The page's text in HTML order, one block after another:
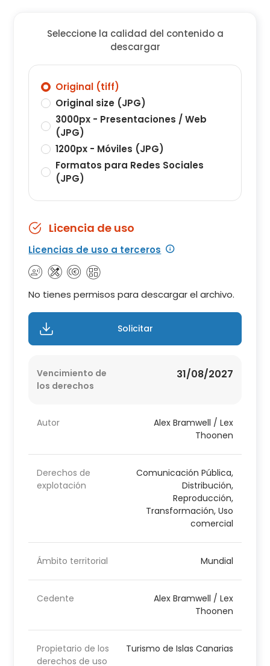
Seleccione la calidad del contenido a
descargar
Original (tiff)
Original size (JPG)
3000px - Presentaciones / Web
(JPG)
1200px - Móviles (JPG)
Formatos para Redes Sociales
(JPG)
Licencia de uso
Licencias de uso a terceros
No tienes permisos para descargar el archivo.
Solicitar
Vencimiento de
los derechos
31/08/2027
Autor
Alex Bramwell / Lex
Thoonen
Derechos de
explotación
Comunicación Pública,
Distribución,
Reproducción,
Transformación, Uso
comercial
Ámbito territorial Mundial
Cedente
Alex Bramwell / Lex
Thoonen
Propietario de los
derechos de uso
Turismo de Islas Canarias